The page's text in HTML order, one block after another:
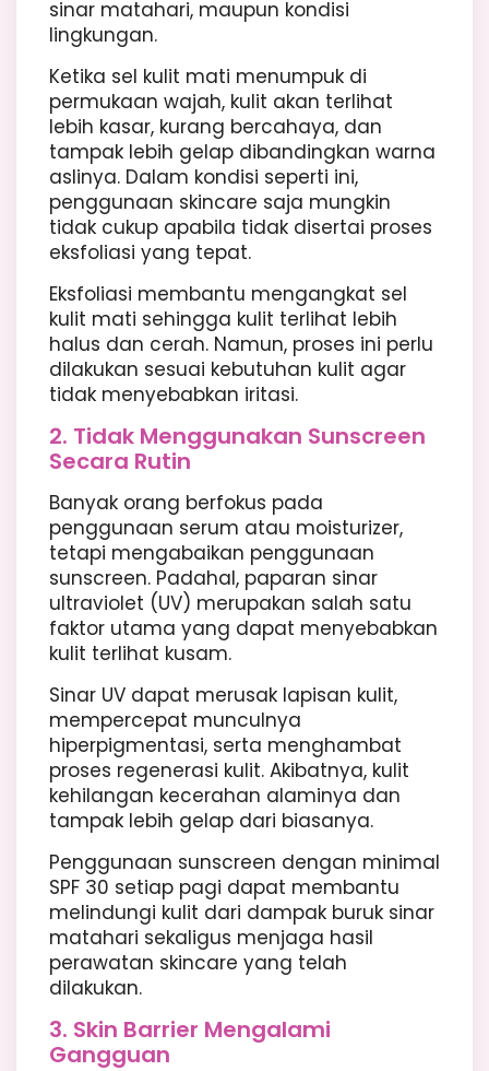
sinar matahari, maupun kondisi
lingkungan.
Ketika sel kulit mati menumpuk di
permukaan wajah, kulit akan terlihat
lebih kasar, kurang bercahaya, dan
tampak lebih gelap dibandingkan warna
aslinya. Dalam kondisi seperti ini,
penggunaan skincare saja mungkin
tidak cukup apabila tidak disertai proses
eksfoliasi yang tepat.
Eksfoliasi membantu mengangkat sel
kulit mati sehingga kulit terlihat lebih
halus dan cerah. Namun, proses ini perlu
dilakukan sesuai kebutuhan kulit agar
tidak menyebabkan iritasi.
2. Tidak Menggunakan Sunscreen
Secara Rutin
Banyak orang berfokus pada
penggunaan serum atau moisturizer,
tetapi mengabaikan penggunaan
sunscreen. Padahal, paparan sinar
ultraviolet (UV) merupakan salah satu
faktor utama yang dapat menyebabkan
kulit terlihat kusam.
Sinar UV dapat merusak lapisan kulit,
mempercepat munculnya
hiperpigmentasi, serta menghambat
proses regenerasi kulit. Akibatnya, kulit
kehilangan kecerahan alaminya dan
tampak lebih gelap dari biasanya.
Penggunaan sunscreen dengan minimal
SPF 30 setiap pagi dapat membantu
melindungi kulit dari dampak buruk sinar
matahari sekaligus menjaga hasil
perawatan skincare yang telah
dilakukan.
3. Skin Barrier Mengalami
Gangguan